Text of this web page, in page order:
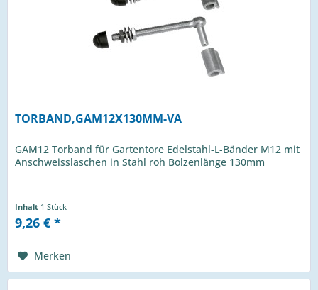
TORBAND,GAM12X130MM-VA
GAM12 Torband für Gartentore Edelstahl-L-Bänder M12 mit
Anschweisslaschen in Stahl roh Bolzenlänge 130mm
Inhalt 1 Stück
9,26 € *
Merken